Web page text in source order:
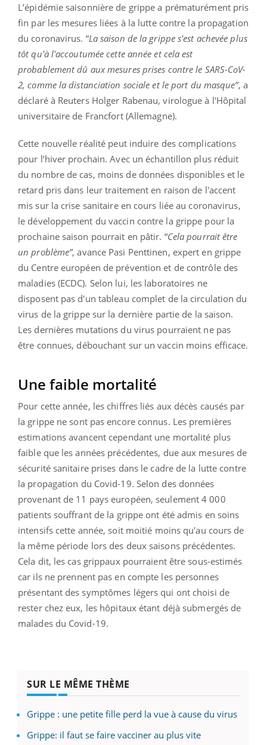
L’épidémie saisonnière de grippe a prématurément pris
fin par les mesures liées à la lutte contre la propagation
du coronavirus. “La saison de la grippe s'est achevée plus
tôt qu'à l'accoutumée cette année et cela est
probablement dû aux mesures prises contre le SARS-CoV-
2, comme la distanciation sociale et le port du masque”, a
déclaré à Reuters Holger Rabenau, virologue à l'Hôpital
universitaire de Francfort (Allemagne).
Cette nouvelle réalité peut induire des complications
pour l’hiver prochain. Avec un échantillon plus réduit
du nombre de cas, moins de données disponibles et le
retard pris dans leur traitement en raison de l'accent
mis sur la crise sanitaire en cours liée au coronavirus,
le développement du vaccin contre la grippe pour la
prochaine saison pourrait en pâtir. “Cela pourrait être
un problème”, avance Pasi Penttinen, expert en grippe
du Centre européen de prévention et de contrôle des
maladies (ECDC). Selon lui, les laboratoires ne
disposent pas d'un tableau complet de la circulation du
virus de la grippe sur la dernière partie de la saison.
Les dernières mutations du virus pourraient ne pas
être connues, débouchant sur un vaccin moins efficace.
Une faible mortalité
Pour cette année, les chiffres liés aux décès causés par
la grippe ne sont pas encore connus. Les premières
estimations avancent cependant une mortalité plus
faible que les années précédentes, due aux mesures de
sécurité sanitaire prises dans le cadre de la lutte contre
la propagation du Covid-19. Selon des données
provenant de 11 pays européen, seulement 4 000
patients souffrant de la grippe ont été admis en soins
intensifs cette année, soit moitié moins qu'au cours de
la même période lors des deux saisons précédentes.
Cela dit, les cas grippaux pourraient être sous-estimés
car ils ne prennent pas en compte les personnes
présentant des symptômes légers qui ont choisi de
rester chez eux, les hôpitaux étant déjà submergés de
malades du Covid-19.
SUR LE MÊME THÈME
Grippe : une petite fille perd la vue à cause du virus
Grippe: il faut se faire vacciner au plus vite